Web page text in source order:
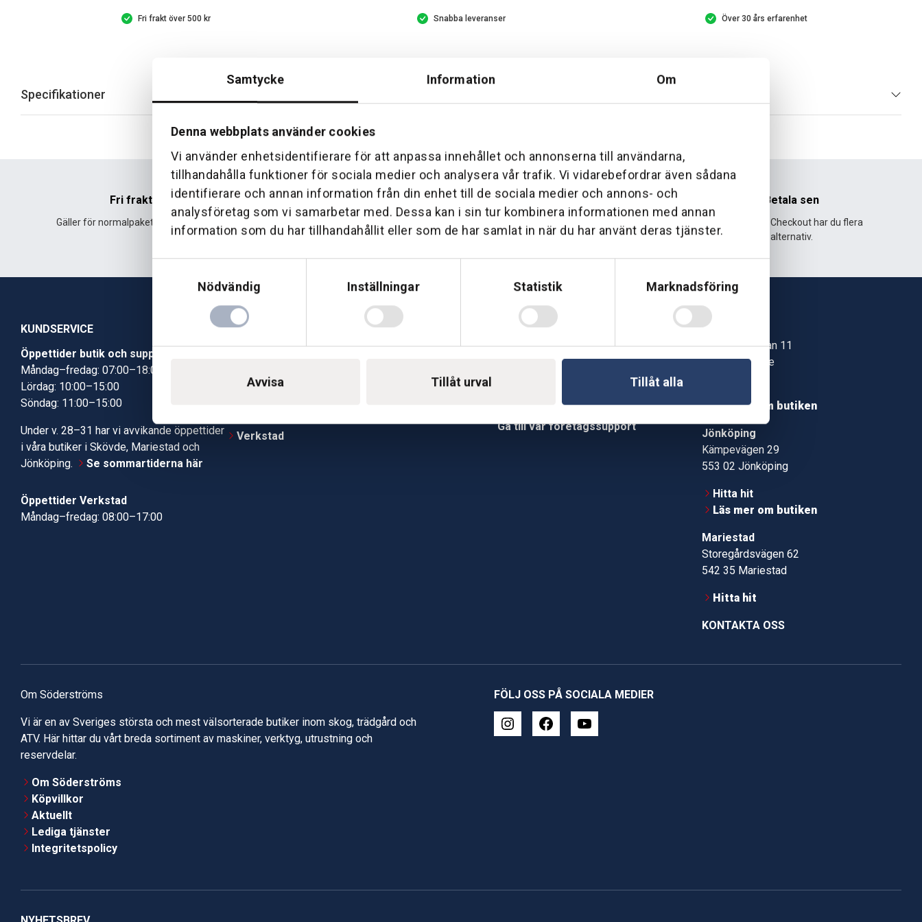
Samtycke Information Om
Denna webbplats använder cookies
Vi använder enhetsidentifierare för att anpassa innehållet och annonserna till användarna,
tillhandahålla funktioner för sociala medier och analysera vår trafik. Vi vidarebefordrar även sådana
identifierare och annan information från din enhet till de sociala medier och annons- och
analysföretag som vi samarbetar med. Dessa kan i sin tur kombinera informationen med annan
information som du har tillhandahållit eller som de har samlat in när du har använt deras tjänster.
Nödvändig
Inställningar Statistik Marknadsföring
Avvisa Tillåt urval Tillåt alla
Fri frakt över 500 kr Snabba leveranser Över 30 års erfarenhet
Specifikationer
Fri frakt
Gäller för normalpaket över 500 kr.
Hemleverans
Leverans fram till din dörr. Oavsett storlek.
Över 30 års erfarenhet
Företaget startade 1 januari 1995 och har
sedan dess haft en god tillväxt.
Betala sen
Med Klarna Checkout har du flera
alternativ.
KUNDSERVICE
Öppettider butik och support
Måndag–fredag: 07:00–18:00
Lördag: 10:00–15:00
Söndag: 11:00–15:00
Under v. 28–31 har vi avvikande öppettider
i våra butiker i Skövde, Mariestad och
Jönköping.
Se sommartiderna här
Öppettider Verkstad
Måndag–fredag: 08:00–17:00
Kundcenter
Verkstad
Telefon: 0500-414 130
Gå till vår företagssupport
Skövde
Jonstorpsgatan 11
549 37 Skövde
Läs mer om butiken
Jönköping
Kämpevägen 29
553 02 Jönköping
Hitta hit
Läs mer om butiken
Mariestad
Storegårdsvägen 62
542 35 Mariestad
Hitta hit
KONTAKTA OSS
Om Söderströms
Vi är en av Sveriges största och mest välsorterade butiker inom skog, trädgård och
ATV. Här hittar du vårt breda sortiment av maskiner, verktyg, utrustning och
reservdelar.
Om Söderströms
Köpvillkor
Aktuellt
Lediga tjänster
Integritetspolicy
FÖLJ OSS PÅ SOCIALA MEDIER